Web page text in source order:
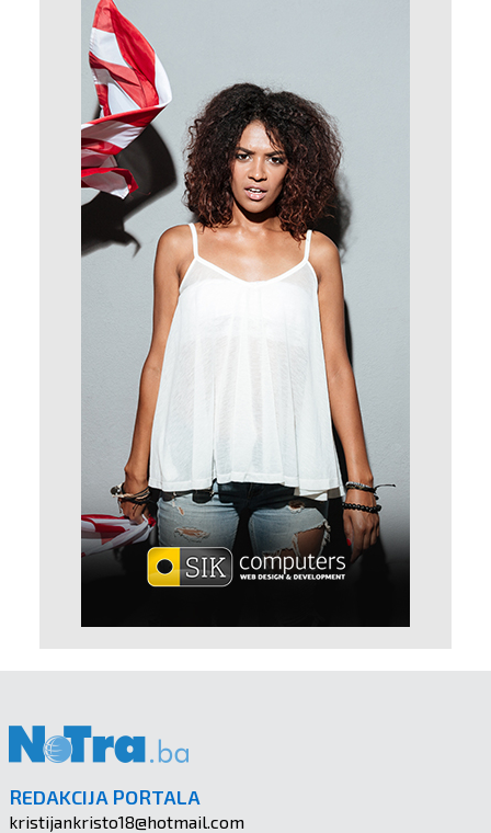
REDAKCIJA PORTALA
kristijankristo18@hotmail.com